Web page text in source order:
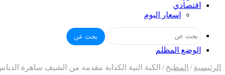
اقتصادي
اسعار اليوم
بحث عن
الوضع المظلم
الرئيسية / المطبخ / الكبة النية الكذابة مقدمه من الشيف ساهرة